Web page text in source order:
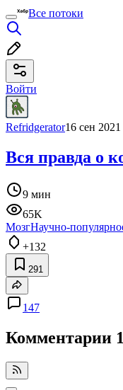
Все потоки
Войти
Refridgerator16 сен
Вся правда о
9 мин
65K
МозгНаучно-
+132
291
147
Комментарии